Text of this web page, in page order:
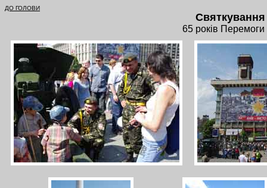
ДО ГОЛОВИ
65 років